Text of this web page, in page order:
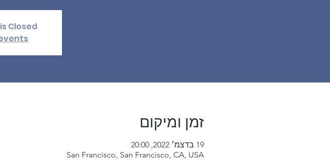
Closed
זמן ומיקום
19 בדצמ׳ 2022, 20:00
San Francisco, San Francisco, CA, USA